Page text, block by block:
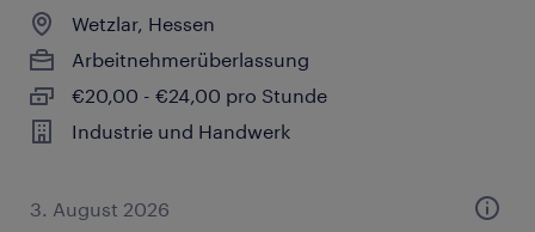
Wetzlar, Hessen
Arbeitnehmerüberlassung
€20,00 - €24,00 pro Stunde
Industrie und Handwerk
3. August 2026